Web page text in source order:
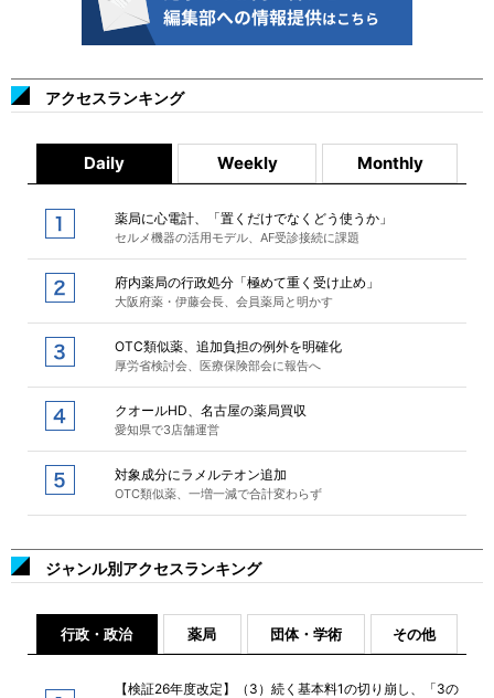
アクセスランキング
Daily Weekly Monthly
薬局に心電計、「置くだけでなくどう使うか」
セルメ機器の活用モデル、AF受診接続に課題
府内薬局の行政処分「極めて重く受け止め」
大阪府薬・伊藤会長、会員薬局と明かす
OTC類似薬、追加負担の例外を明確化
厚労省検討会、医療保険部会に報告へ
クオールHD、名古屋の薬局買収
愛知県で3店舗運営
対象成分にラメルテオン追加
OTC類似薬、一増一減で合計変わらず
ジャンル別アクセスランキング
行政・政治 薬局 団体・学術 その他
【検証26年度改定】（3）続く基本料1の切り崩し、「3の